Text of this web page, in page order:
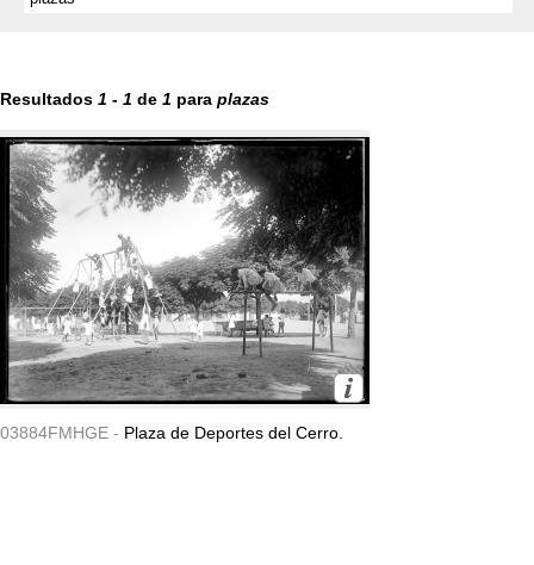
Resultados 1 - 1 de 1 para plazas
03884FMHGE - Plaza de Deportes del Cerro.